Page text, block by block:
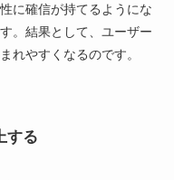
に確信が持てるようにな
。結果として、ユーザー
れやすくなるのです。
する